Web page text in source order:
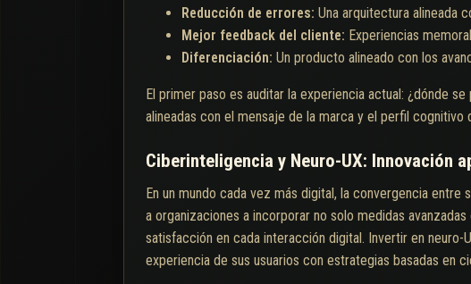
Reducción de errores: Una arquitectura alineada
Mejor feedback del cliente: Experiencias
Diferenciación: Un producto alineado con los
El primer paso es auditar la experiencia actual: ¿dónde
alineadas con el mensaje de la marca y el perfil cognitivo
Ciberinteligencia y Neuro-UX: Innovación
En un mundo cada vez más digital, la convergencia entre
a organizaciones a incorporar no solo medidas
satisfacción en cada interacción digital. Invertir en
experiencia de sus usuarios con estrategias basadas en